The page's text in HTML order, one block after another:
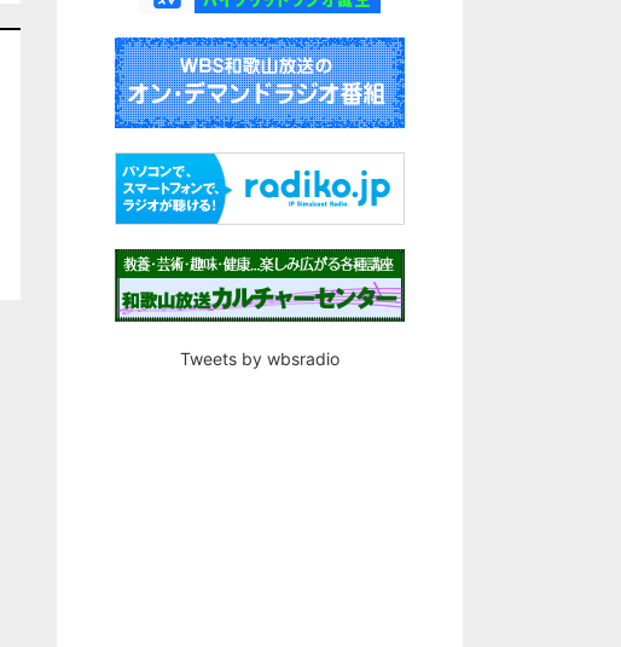
Tweets by wbsradio